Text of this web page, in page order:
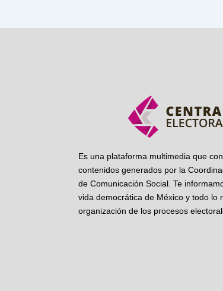
Es una plataforma multimedia que
contenidos generados por la
de Comunicación Social. Te
vida democrática de México y todo lo
organización de los procesos